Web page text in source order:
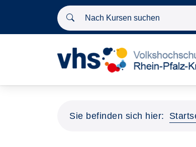
Nach Kursen suchen
Sie befinden sich hier: